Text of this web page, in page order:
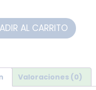
AL CARRITO
Valoraciones (0)